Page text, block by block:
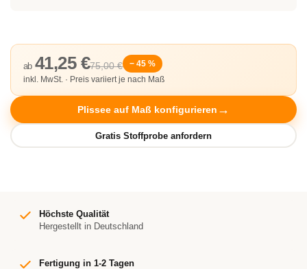
75,00 €
ab 41,25 €
− 45 %
inkl. MwSt. · Preis variiert je nach Maß
Plissee auf Maß konfigurieren
Höchste Qualität
Hergestellt in Deutschland
Fertigung in 1-2 Tagen